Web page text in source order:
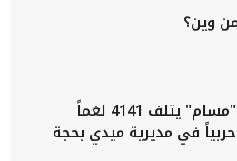
وين؟
مشروع "مسام" يتلف 4141 لغماً
في مديرية ميدي بحجة